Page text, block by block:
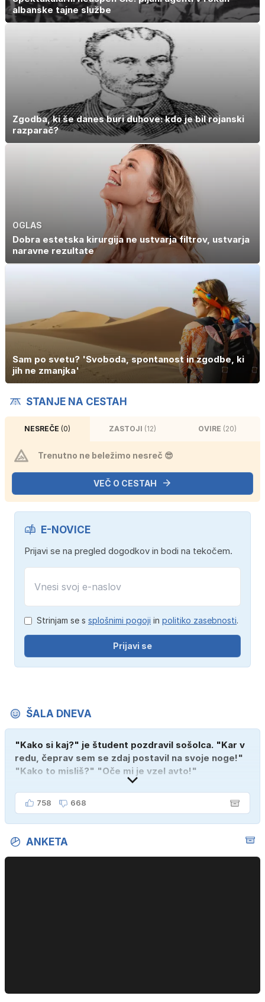
albanske tajne službe
Zgodba, ki še danes buri duhove: kdo je bil rojanski
razparač?
OGLAS
Dobra estetska kirurgija ne ustvarja filtrov, ustvarja
naravne rezultate
Sam po svetu? 'Svoboda, spontanost in zgodbe, ki
jih ne zmanjka'
STANJE NA CESTAH
NESREČE (0) ZASTOJI (12) OVIRE (20)
Trenutno ne beležimo nesreč 😎
VEČ O CESTAH
E-NOVICE
Prijavi se na pregled dogodkov in bodi na tekočem.
Strinjam se s splošnimi pogoji in politiko zasebnosti.
Prijavi se
ŠALA DNEVA
"Kako si kaj?" je študent pozdravil sošolca. "Kar v
redu, čeprav sem se zdaj postavil na svoje noge!"
"Kako to misliš?" "Oče mi je vzel avto!"
758 668
ANKETA